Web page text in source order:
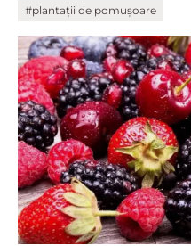
#plantații de pomușoare